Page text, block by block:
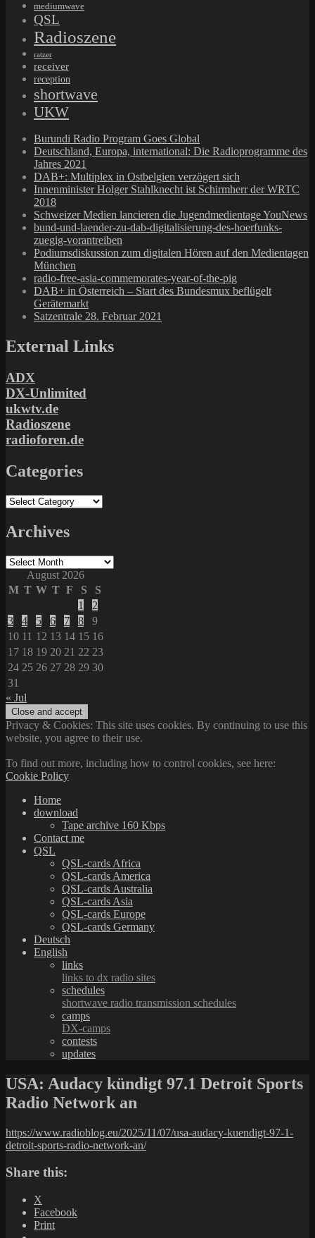
mediumwave
QSL
Radioszene
ratzer
receiver
reception
shortwave
UKW
Burundi Radio Program Goes Global
Deutschland, Europa, international: Die Radioprogramme des
Jahres 2021
DAB+: Multiplex in Ostbelgien verzögert sich
Innenminister Holger Stahlknecht ist Schirmherr der WRTC
2018
Schweizer Medien lancieren die Jugendmedientage YouNews
bund-und-laender-zu-dab-digitalisierung-des-hoerfunks-
zuegig-vorantreiben
Podiumsdiskussion zum digitalen Hören auf den Medientagen
München
radio-free-asia-commemorates-year-of-the-pig
DAB+ in Österreich – Start des Bundesmux beflügelt
Gerätemarkt
Satzentrale 28. Februar 2021
External Links
ADX
DX-Unlimited
ukwtv.de
Radioszene
radioforen.de
Categories
Categories
Archives
Archives
August 2026
M T W T F S
S
1
2
3
4 5 6 7 8
9
10 11 12 13 14 15 16
17 18 19 20 21 22 23
24 25 26 27 28 29 30
31
« Jul
Privacy & Cookies: This site uses cookies. By continuing to use this
website, you agree to their use.
To find out more, including how to control cookies, see here:
Cookie Policy
Home
download
Tape archive 160 Kbps
Contact me
QSL
QSL-cards Africa
QSL-cards America
QSL-cards Australia
QSL-cards Asia
QSL-cards Europe
QSL-cards Germany
Deutsch
English
links
links to dx radio sites
schedules
shortwave radio transmission schedules
camps
DX-camps
contests
updates
USA: Audacy kündigt 97.1 Detroit Sports
Radio Network an
https://www.radioblog.eu/2025/11/07/usa-audacy-kuendigt-97-1-
detroit-sports-radio-network-an/
Share this:
X
Facebook
Print